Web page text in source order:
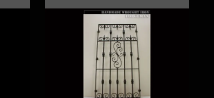
オーダーメイドする